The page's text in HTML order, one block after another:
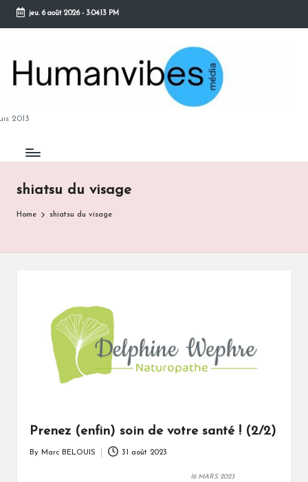
Skip
content
jeu. 6 août 2026- 3:04:14 PM
2013
shiatsu du visage
Home shiatsu du visage
Prenez (enfin) soin de votre santé ! (2/2)
By Marc BELOUIS 31 août 2023
16 MARS 2023